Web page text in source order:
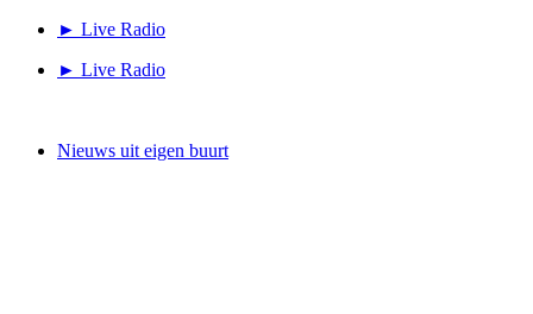
► Live Radio
► Live Radio
Nieuws uit eigen buurt